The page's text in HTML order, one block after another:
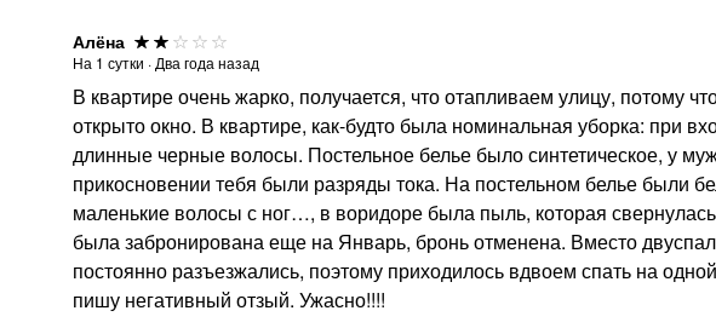
Алёна
На 1 сутки · Два года назад
В квартире очень жарко, получается, что отапливаем улицу, потому
открыто окно. В квартире, как-будто была номинальная уборка: при
длинные черные волосы. Постельное белье было синтетическое, у
прикосновении тебя были разряды тока. На постельном белье были
маленькие волосы с ног…, в воридоре была пыль, которая
была забронирована еще на Январь, бронь отменена. Вместо
постоянно разъезжались, поэтому приходилось вдвоем спать на
пишу негативный отзый. Ужасно!!!!